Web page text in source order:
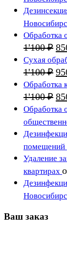
Обработка
1'100₽
Сухая
1'100₽
Обработка
1'100₽
Обработка
помещений
Удаление
квартирах
Ваш заказ